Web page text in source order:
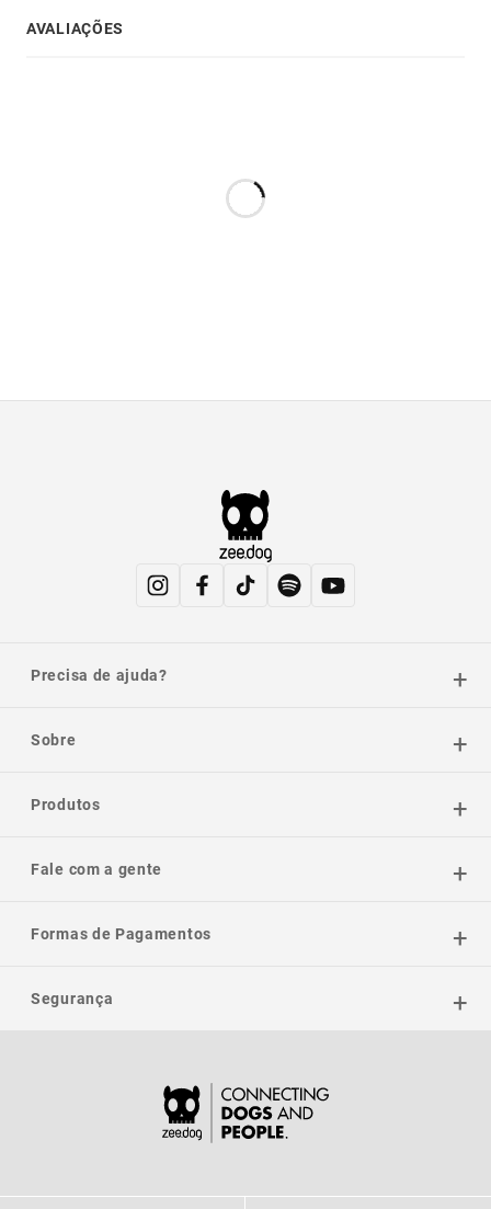
AVALIAÇÕES
Precisa de ajuda?
Sobre
Produtos
Fale com a gente
Formas de Pagamentos
Segurança